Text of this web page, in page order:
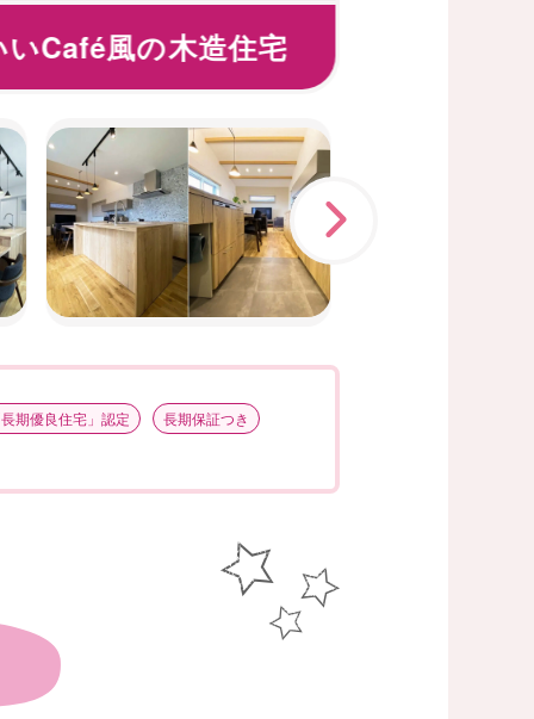
Café風の木造住宅
次へ
長期優良住宅」認定
長期保証つき